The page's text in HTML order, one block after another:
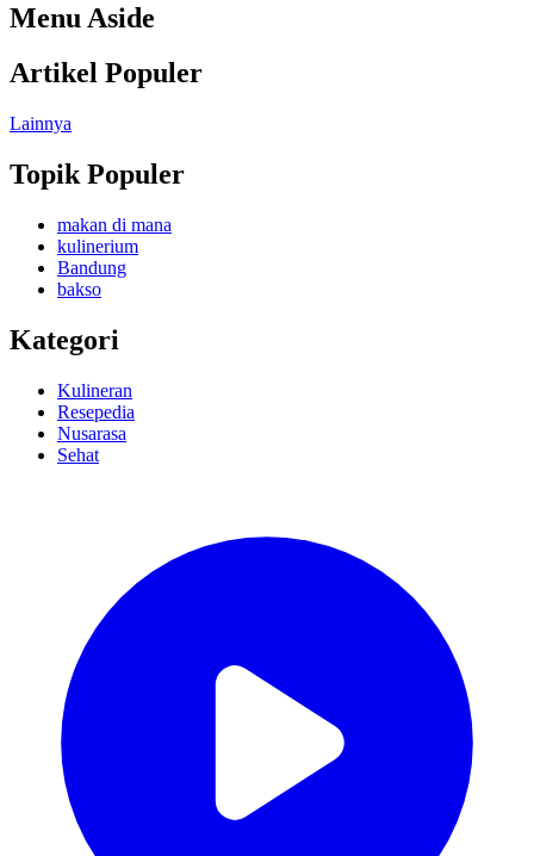
Menu Aside
Artikel Populer
Lainnya
Topik Populer
makan di mana
kulinerium
Bandung
bakso
Kategori
Kulineran
Resepedia
Nusarasa
Sehat